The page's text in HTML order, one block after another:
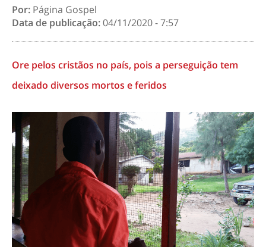
Por: Página Gospel
Data de publicação:04/11/2020 - 7:57
Ore pelos cristãos no país, pois a perseguição tem
deixado diversos mortos e feridos